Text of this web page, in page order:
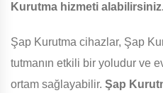
Kurutma hizmeti
Şap Kurutma cihazlar, Şap
tutmanın etkili bir yoludur ve
ortam sağlayabilir. Şap